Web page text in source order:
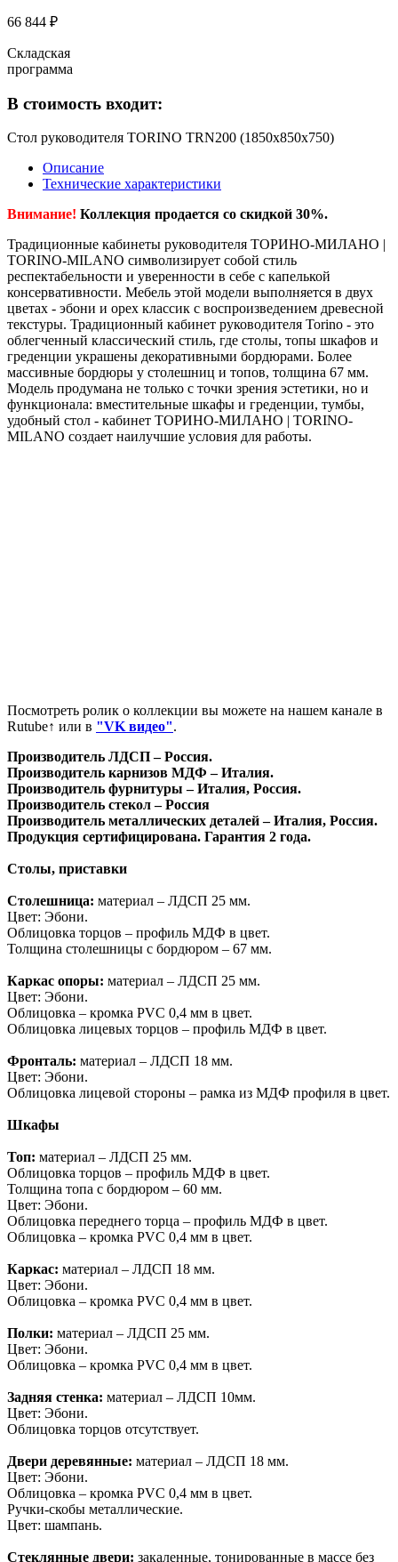
66 844 ₽
Складская
программа
В стоимость входит:
Стол руководителя TORINO TRN200 (1850х850х750)
Описание
Технические характеристики
Внимание! Коллекция продается со скидкой 30%.
Традиционные кабинеты руководителя ТОРИНО-МИЛАНО |
TORINO-MILANO символизирует собой стиль
респектабельности и уверенности в себе с капелькой
консервативности. Мебель этой модели выполняется в двух
цветах - эбони и орех классик с воспроизведением древесной
текстуры. Традиционный кабинет руководителя Torino - это
облегченный классический стиль, где столы, топы шкафов и
греденции украшены декоративными бордюрами. Более
массивные бордюры у столешниц и топов, толщина 67 мм.
Модель продумана не только с точки зрения эстетики, но и
функционала: вместительные шкафы и греденции, тумбы,
удобный стол - кабинет ТОРИНО-МИЛАНО | TORINO-
MILANO создает наилучшие условия для работы.
Посмотреть ролик о коллекции вы можете на нашем канале в
Rutube↑ или в "VK видео".
Производитель ЛДСП – Россия.
Производитель карнизов МДФ – Италия.
Производитель фурнитуры – Италия, Россия.
Производитель стекол – Россия
Производитель металлических деталей – Италия, Россия.
Продукция сертифицирована. Гарантия 2 года.
Столы, приставки
Столешница: материал – ЛДСП 25 мм.
Цвет: Эбони.
Облицовка торцов – профиль МДФ в цвет.
Толщина столешницы с бордюром – 67 мм.
Каркас опоры: материал – ЛДСП 25 мм.
Цвет: Эбони.
Облицовка – кромка PVC 0,4 мм в цвет.
Облицовка лицевых торцов – профиль МДФ в цвет.
Фронталь: материал – ЛДСП 18 мм.
Цвет: Эбони.
Облицовка лицевой стороны – рамка из МДФ профиля в цвет.
Шкафы
Топ: материал – ЛДСП 25 мм.
Облицовка торцов – профиль МДФ в цвет.
Толщина топа с бордюром – 60 мм.
Цвет: Эбони.
Облицовка переднего торца – профиль МДФ в цвет.
Облицовка – кромка PVC 0,4 мм в цвет.
Каркас: материал – ЛДСП 18 мм.
Цвет: Эбони.
Облицовка – кромка PVC 0,4 мм в цвет.
Полки: материал – ЛДСП 25 мм.
Цвет: Эбони.
Облицовка – кромка PVC 0,4 мм в цвет.
Задняя стенка: материал – ЛДСП 10мм.
Цвет: Эбони.
Облицовка торцов отсутствует.
Двери деревянные: материал – ЛДСП 18 мм.
Цвет: Эбони.
Облицовка – кромка PVC 0,4 мм в цвет.
Ручки-скобы металлические.
Цвет: шампань.
Стеклянные двери: закаленные, тонированные в массе без